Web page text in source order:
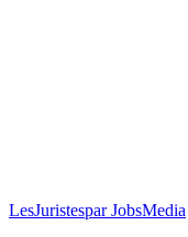
LesJuristespar JobsMedia